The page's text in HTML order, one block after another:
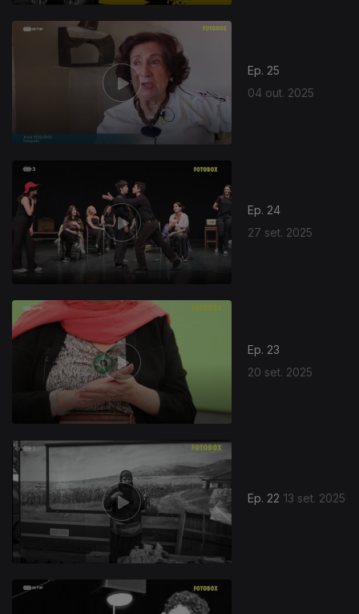
Ep. 25
04 out. 2025
Ep. 24
27 set. 2025
Ep. 23
20 set. 2025
Ep. 22 13 set. 2025